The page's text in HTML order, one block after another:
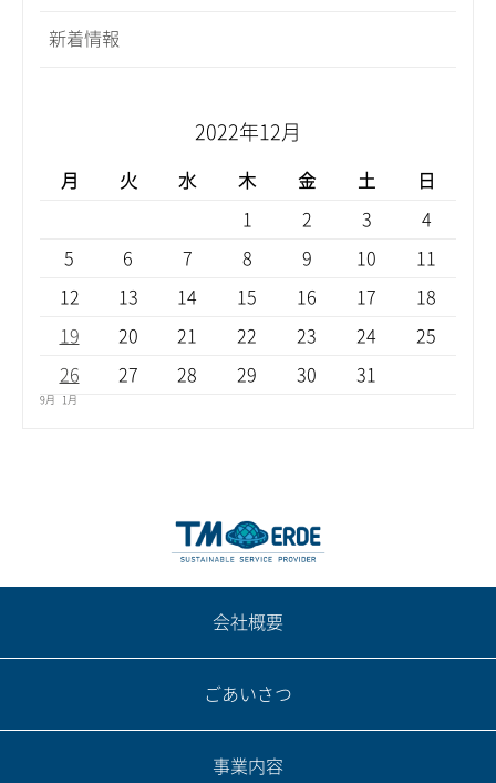
新着情報
2022年12月
月 火 水 木 金 土 日
1 2 3 4
5 6 7 8 9 10 11
12 13 14 15 16 17 18
19 20 21 22 23 24 25
26 27 28 29 30 31
9月 1月
会社概要
ごあいさつ
事業内容